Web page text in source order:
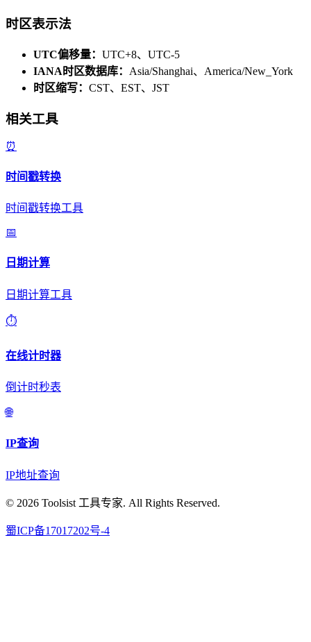
时区表示法
UTC偏移量： UTC+8、UTC-5
IANA时区数据库： Asia/Shanghai、America/New_York
时区缩写： CST、EST、JST
相关工具
⏰
时间戳转换
时间戳转换工具
📅
日期计算
日期计算工具
⏱️
在线计时器
倒计时秒表
🌐
IP查询
IP地址查询
© 2026 Toolsist 工具专家. All Rights Reserved.
蜀ICP备17017202号-4